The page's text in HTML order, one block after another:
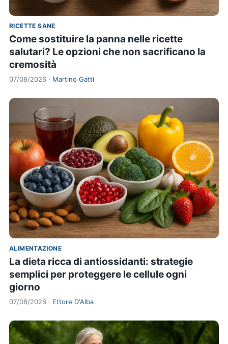
RICETTE SANE
Come sostituire la panna nelle ricette
salutari? Le opzioni che non sacrificano la
cremosità
07/08/2026 · Martino Gatti
ALIMENTAZIONE
La dieta ricca di antiossidanti: strategie
semplici per proteggere le cellule ogni
giorno
07/08/2026 · Ettore D'Alba